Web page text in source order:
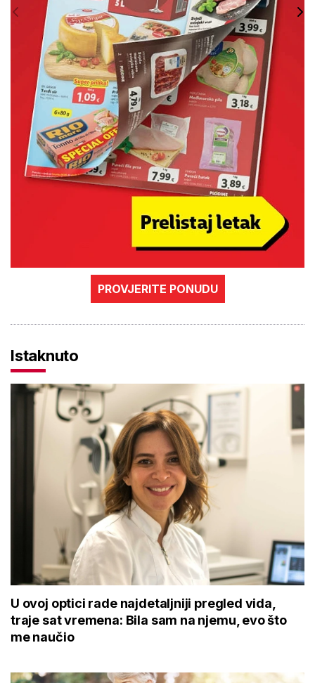
PROVJERITE PONUDU
Istaknuto
U ovoj optici rade najdetaljniji pregled vida,
traje sat vremena: Bila sam na njemu, evo što
me naučio